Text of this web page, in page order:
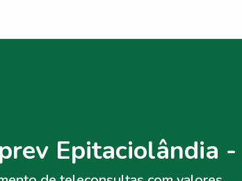
Epitaciolândia -